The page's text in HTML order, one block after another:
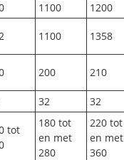
1100
1200
1100 1358
200 210
32 32
tot
180 tot
en met
280
220 tot
en met
360